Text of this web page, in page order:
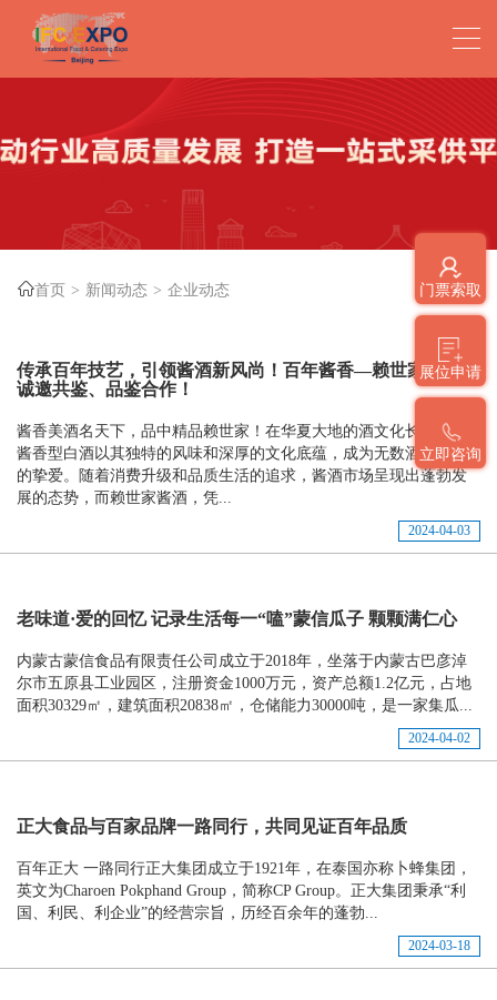
门票索取
展位申请
立即咨询
首页 新闻动态 企业动态
传承百年技艺，引领酱酒新风尚！百年酱香—赖世家酱酒、
诚邀共鉴、品鉴合作！
酱香美酒名天下，品中精品赖世家！在华夏大地的酒文化长河中，
酱香型白酒以其独特的风味和深厚的文化底蕴，成为无数酒友心中
的挚爱。随着消费升级和品质生活的追求，酱酒市场呈现出蓬勃发
展的态势，而赖世家酱酒，凭...
2024-04-03
老味道·爱的回忆 记录生活每一“嗑”蒙信瓜子 颗颗满仁心
内蒙古蒙信食品有限责任公司成立于2018年，坐落于内蒙古巴彦淖
尔市五原县工业园区，注册资金1000万元，资产总额1.2亿元，占地
面积30329㎡，建筑面积20838㎡，仓储能力30000吨，是一家集瓜...
2024-04-02
正大食品与百家品牌一路同行，共同见证百年品质
百年正大 一路同行正大集团成立于1921年，在泰国亦称卜蜂集团，
英文为Charoen Pokphand Group，简称CP Group。正大集团秉承“利
国、利民、利企业”的经营宗旨，历经百余年的蓬勃...
2024-03-18